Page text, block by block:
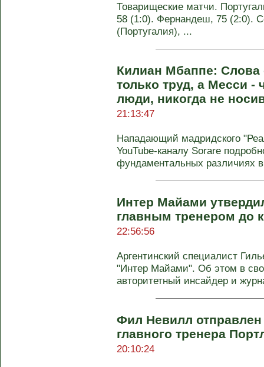
Товарищеские матчи.
58 (1:0). Фернандеш, 75 (2:0).
(Португалия), ...
Килиан Мбаппе: Слова
только труд, а Месси -
люди, никогда не
21:13:47
Нападающий мадридского
YouTube-каналу Sorare
фундаментальных различиях
Интер Майами
главным тренером до
22:56:56
Аргентинский специалист
"Интер Майами". Об этом в
авторитетный инсайдер и
Фил Невилл отправлен
главного тренера
20:10:24